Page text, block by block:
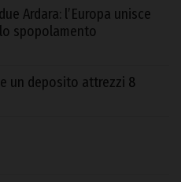
Ardara: l’Europa unisce
spopolamento
un deposito attrezzi 8